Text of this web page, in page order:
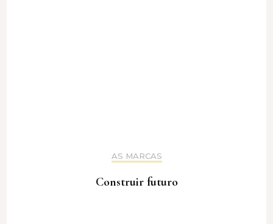
AS MARCAS
Construir futuro